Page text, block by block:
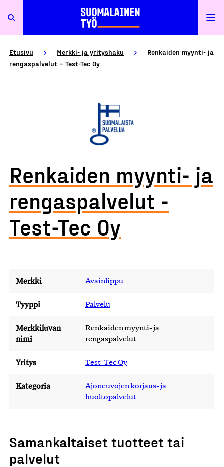
Etusivu Merkki- ja yrityshaku
Renkaiden myynti- ja
rengaspalvelut – Test-Tec Oy
Renkaiden myynti- ja
rengaspalvelut -
Test-Tec Oy
Merkki Avainlippu
Tyyppi Palvelu
Merkkiluvan
nimi
Renkaiden myynti- ja
rengaspalvelut
Yritys Test-Tec Oy
Kategoria
Ajoneuvojen korjaus- ja
huoltopalvelut
Samankaltaiset tuotteet tai
palvelut